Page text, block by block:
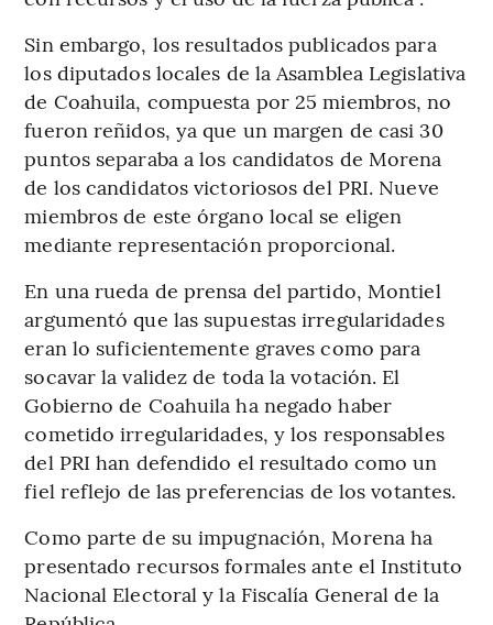
Sin embargo, los resultados publicados para
los diputados locales de la Asamblea Legislativa
de Coahuila, compuesta por 25 miembros, no
fueron reñidos, ya que un margen de casi 30
puntos separaba a los candidatos de Morena
de los candidatos victoriosos del PRI. Nueve
miembros de este órgano local se eligen
mediante representación proporcional.
En una rueda de prensa del partido, Montiel
argumentó que las supuestas irregularidades
eran lo suficientemente graves como para
socavar la validez de toda la votación. El
Gobierno de Coahuila ha negado haber
cometido irregularidades, y los responsables
del PRI han defendido el resultado como un
fiel reflejo de las preferencias de los votantes.
Como parte de su impugnación, Morena ha
presentado recursos formales ante el Instituto
Nacional Electoral y la Fiscalía General de la